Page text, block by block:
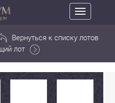
Toggle
navigation
Вернуться к списку лотов
лот